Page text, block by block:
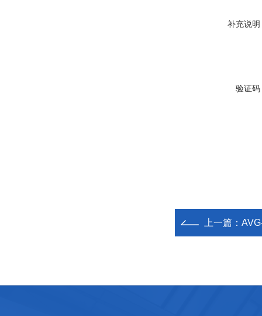
补充说明
验证码
上一篇：